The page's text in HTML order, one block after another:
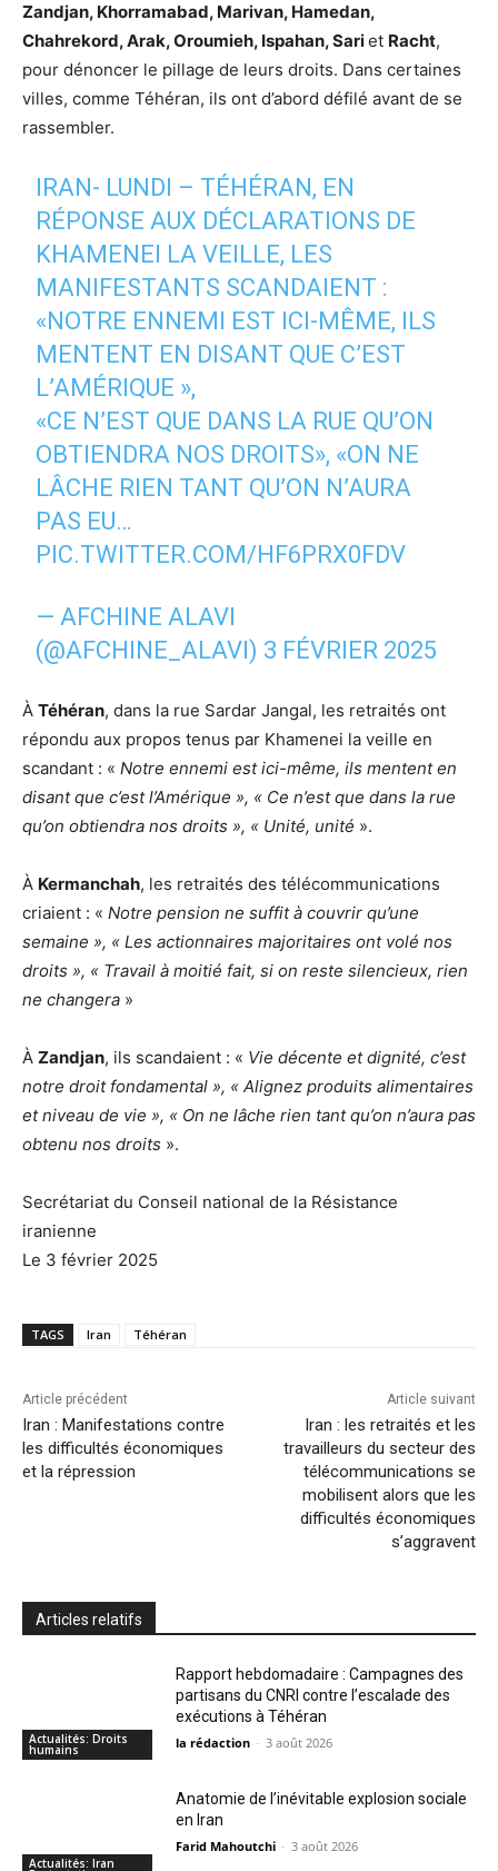
Zandjan, Khorramabad, Marivan, Hamedan,
Chahrekord, Arak, Oroumieh, Ispahan, Sariet Racht,
pour dénoncer le pillage de leurs droits. Dans certaines
villes, comme Téhéran, ils ont d’abord défilé avant de se
rassembler.
IRAN- LUNDI – TÉHÉRAN, EN
RÉPONSE AUX DÉCLARATIONS DE
KHAMENEI LA VEILLE, LES
MANIFESTANTS SCANDAIENT :
«NOTRE ENNEMI EST ICI-MÊME, ILS
MENTENT EN DISANT QUE C’EST
L’AMÉRIQUE »,
«CE N’EST QUE DANS LA RUE QU’ON
OBTIENDRA NOS DROITS», «ON NE
LÂCHE RIEN TANT QU’ON N’AURA
PAS EU…
PIC.TWITTER.COM/HF6PRX0FDV
— AFCHINE ALAVI
(@AFCHINE_ALAVI) 3 FÉVRIER 2025
À Téhéran, dans la rue Sardar Jangal, les retraités ont
répondu aux propos tenus par Khamenei la veille en
scandant : « Notre ennemi est ici-même, ils mentent en
disant que c’est l’Amérique », « Ce n’est que dans la rue
qu’on obtiendra nos droits », « Unité, unité ».
À Kermanchah, les retraités des télécommunications
criaient : « Notre pension ne suffit à couvrir qu’une
semaine », « Les actionnaires majoritaires ont volé nos
droits », « Travail à moitié fait, si on reste silencieux, rien
ne changera »
À Zandjan, ils scandaient : « Vie décente et dignité, c’est
notre droit fondamental », « Alignez produits alimentaires
et niveau de vie », « On ne lâche rien tant qu’on n’aura pas
obtenu nos droits ».
Secrétariat du Conseil national de la Résistance
iranienne
Le 3 février 2025
TAGS Iran Téhéran
Article précédent
Iran : Manifestations contre
les difficultés économiques
et la répression
Article suivant
Iran : les retraités et les
travailleurs du secteur des
télécommunications se
mobilisent alors que les
difficultés économiques
s’aggravent
Articles relatifs
Actualités: Droits
humains
Rapport hebdomadaire : Campagnes des
partisans du CNRI contre l’escalade des
exécutions à Téhéran
la rédaction - 3 août 2026
Actualités: Iran
Anatomie de l’inévitable explosion sociale
en Iran
Farid Mahoutchi - 3 août 2026